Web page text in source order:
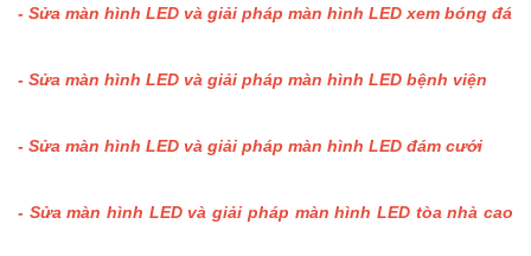
- Sửa màn hình LED và giải pháp màn hình LED xem bóng đá
- Sửa màn hình LED và giải pháp màn hình LED bệnh viện
- Sửa màn hình LED và giải pháp màn hình LED đám cưới
- Sửa màn hình LED và giải pháp màn hình LED tòa nhà cao